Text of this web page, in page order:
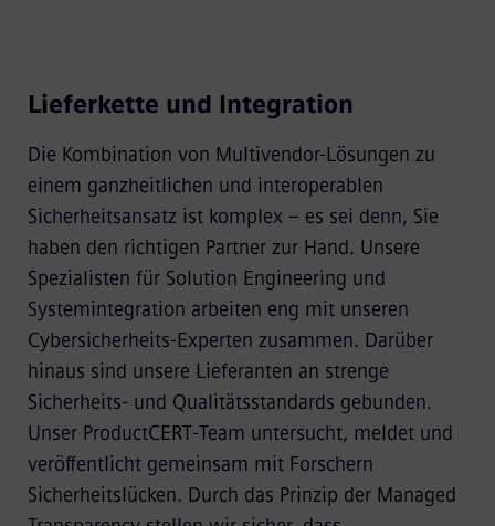
Lieferkette und Integration
Die Kombination von Multivendor-Lösungen zu
einem ganzheitlichen und interoperablen
Sicherheitsansatz ist komplex – es sei denn, Sie
haben den richtigen Partner zur Hand. Unsere
Spezialisten für Solution Engineering und
Systemintegration arbeiten eng mit unseren
Cybersicherheits-Experten zusammen. Darüber
hinaus sind unsere Lieferanten an strenge
Sicherheits- und Qualitätsstandards gebunden.
Unser ProductCERT-Team untersucht, meldet und
veröffentlicht gemeinsam mit Forschern
Sicherheitslücken. Durch das Prinzip der Managed